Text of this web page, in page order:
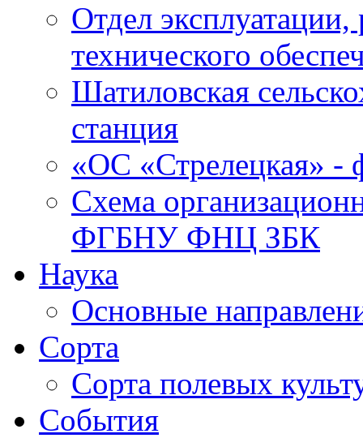
Отдел
технического
Шатиловская
станция
«ОС «Стрелецкая»
Схема
ФГБНУ ФНЦ ЗБК
Наука
Основные
Сорта
Сорта полевых
События